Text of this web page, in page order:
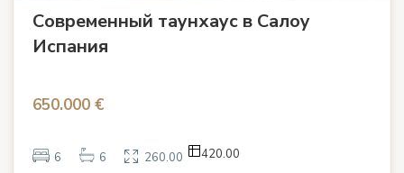
Современный таунхаус в Салоу
Испания
650.000 €
6 6 260.00 420.00